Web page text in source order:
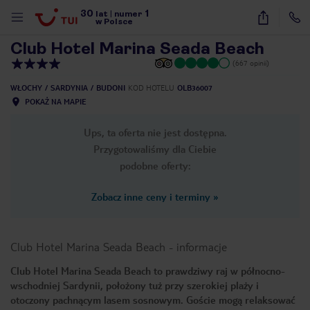
30 lat numer 1
w Polsce
26
Club Hotel Marina Seada Beach
(667 opinii)
WŁOCHY SARDYNIA BUDONI KOD HOTELU OLB36007
POKAŻ NA MAPIE
Ups, ta oferta nie jest dostępna.
Przygotowaliśmy dla Ciebie
podobne oferty:
Zobacz inne ceny i terminy »
Club Hotel Marina Seada Beach - informacje
Club Hotel Marina Seada Beach to prawdziwy raj w północno-
wschodniej Sardynii, położony tuż przy szerokiej plaży i
otoczony pachnącym lasem sosnowym. Goście mogą relaksować